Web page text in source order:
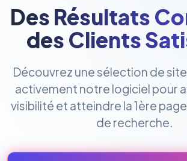
Des Résultats
des Clients
Découvrez une sélection de
activement notre logiciel pour
visibilité et atteindre la 1ère
de recherche.